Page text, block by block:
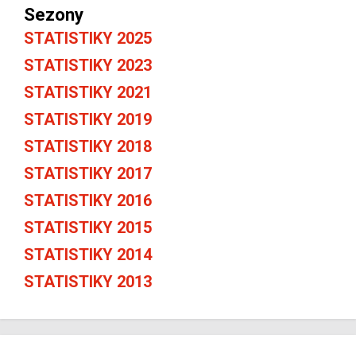
Sezony
STATISTIKY 2025
STATISTIKY 2023
STATISTIKY 2021
STATISTIKY 2019
STATISTIKY 2018
STATISTIKY 2017
STATISTIKY 2016
STATISTIKY 2015
STATISTIKY 2014
STATISTIKY 2013